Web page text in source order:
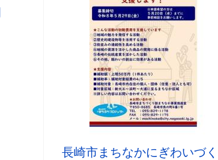
長崎市まちなかにぎわいづく